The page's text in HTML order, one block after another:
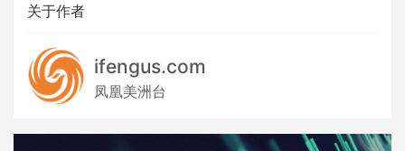
关于作者
ifengus.com
凤凰美洲台